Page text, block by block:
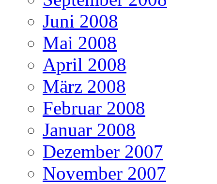
Juni 2008
Mai 2008
April 2008
März 2008
Februar 2008
Januar 2008
Dezember 2007
November 2007